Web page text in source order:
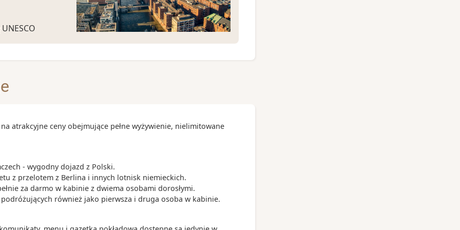
-
-17:00
-20:00
Łabą,
od
ujścia Łaby
w
- mając na
gdy
atrakcyjne ceny obejmujące pełne wyżywienie, nielimitowane
- wygodny dojazd z Polski.
z przelotem z Berlina i innych lotnisk niemieckich.
za darmo w kabinie z dwiema osobami dorosłymi.
również jako pierwsza i druga osoba w kabinie.